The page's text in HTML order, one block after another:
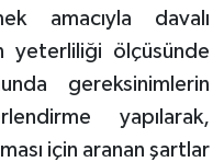
amacıyla davalı
yeterliliği ölçüsünde
gereksinimlerin
yapılarak,
için aranan şartlar